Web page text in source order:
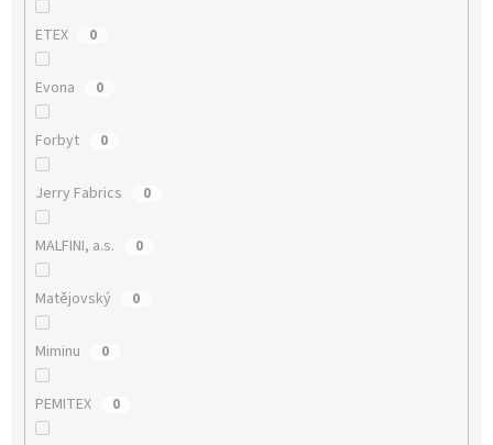
ETEX 0
Evona 0
Forbyt 0
Jerry Fabrics 0
MALFINI, a.s. 0
Matějovský 0
Miminu 0
PEMITEX 0